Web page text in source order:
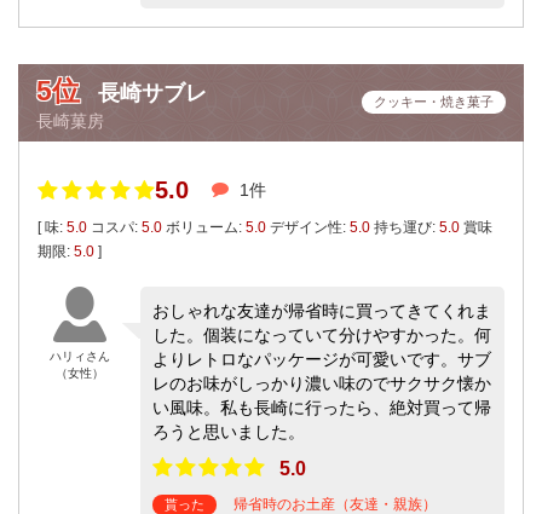
5位 長崎サブレ
長崎菓房
クッキー・焼き菓子
5.0 1件
[ 味: 5.0 コスパ: 5.0 ボリューム: 5.0 デザイン性: 5.0 持ち運び: 5.0 賞味
期限: 5.0 ]
ハリィさん
（女性）
おしゃれな友達が帰省時に買ってきてくれま
した。個装になっていて分けやすかった。何
よりレトロなパッケージが可愛いです。サブ
レのお味がしっかり濃い味のでサクサク懐か
い風味。私も長崎に行ったら、絶対買って帰
ろうと思いました。
5.0
貰った 帰省時のお土産（友達・親族）